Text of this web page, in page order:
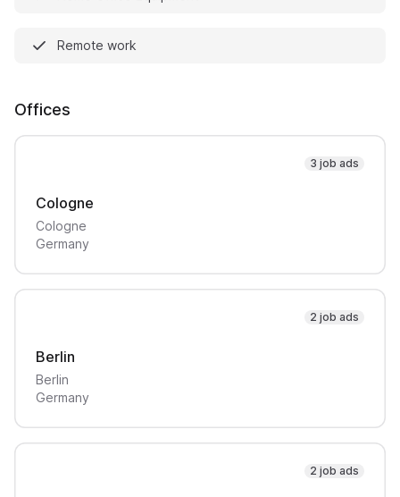
Remote work
Offices
3 job ads
Cologne
Cologne
Germany
2 job ads
Berlin
Berlin
Germany
2 job ads